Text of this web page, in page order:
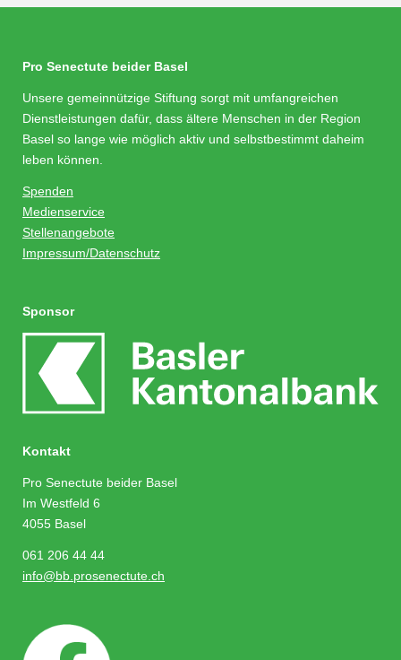
Pro Senectute beider Basel
Unsere gemeinnützige Stiftung sorgt mit umfangreichen
Dienstleistungen dafür, dass ältere Menschen in der Region
Basel so lange wie möglich aktiv und selbstbestimmt daheim
leben können.
Spenden
Medienservice
Stellenangebote
Impressum/Datenschutz
Sponsor
Kontakt
Pro Senectute beider Basel
Im Westfeld 6
4055 Basel
061 206 44 44
info@bb.prosenectute.ch